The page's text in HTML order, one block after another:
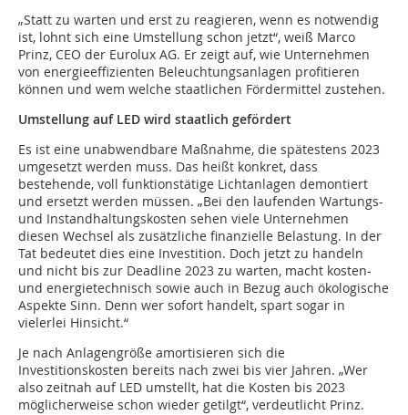
„Statt zu warten und erst zu reagieren, wenn es notwendig
ist, lohnt sich eine Umstellung schon jetzt“, weiß Marco
Prinz, CEO der Eurolux AG. Er zeigt auf, wie Unternehmen
von energieeffizienten Beleuchtungsanlagen profitieren
können und wem welche staatlichen Fördermittel zustehen.
Umstellung auf LED wird staatlich gefördert
Es ist eine unabwendbare Maßnahme, die spätestens 2023
umgesetzt werden muss. Das heißt konkret, dass
bestehende, voll funktionstätige Lichtanlagen demontiert
und ersetzt werden müssen. „Bei den laufenden Wartungs-
und Instandhaltungskosten sehen viele Unternehmen
diesen Wechsel als zusätzliche finanzielle Belastung. In der
Tat bedeutet dies eine Investition. Doch jetzt zu handeln
und nicht bis zur Deadline 2023 zu warten, macht kosten-
und energietechnisch sowie auch in Bezug auch ökologische
Aspekte Sinn. Denn wer sofort handelt, spart sogar in
vielerlei Hinsicht.“
Je nach Anlagengröße amortisieren sich die
Investitionskosten bereits nach zwei bis vier Jahren. „Wer
also zeitnah auf LED umstellt, hat die Kosten bis 2023
möglicherweise schon wieder getilgt“, verdeutlicht Prinz.